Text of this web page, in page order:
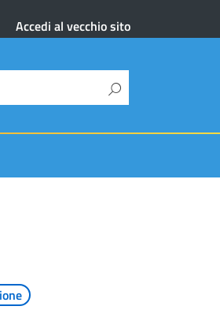
Accedi al vecchio sito